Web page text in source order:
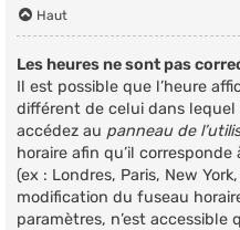
Haut
Les heures ne sont pas
Il est possible que l’heure
différent de celui dans lequel
accédez au panneau de
horaire afin qu’il
(ex : Londres, Paris, New
modification du fuseau
paramètres, n’est accessible